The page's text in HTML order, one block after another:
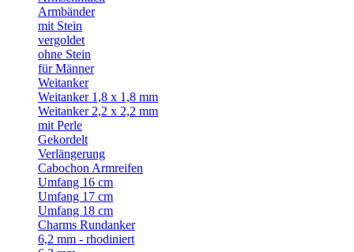
Armbänder
mit Stein
vergoldet
ohne Stein
für Männer
Weitanker
Weitanker 1,8 x 1,8 mm
Weitanker 2,2 x 2,2 mm
mit Perle
Gekordelt
Verlängerung
Cabochon Armreifen
Umfang 16 cm
Umfang 17 cm
Umfang 18 cm
Charms Rundanker
6,2 mm - rhodiniert